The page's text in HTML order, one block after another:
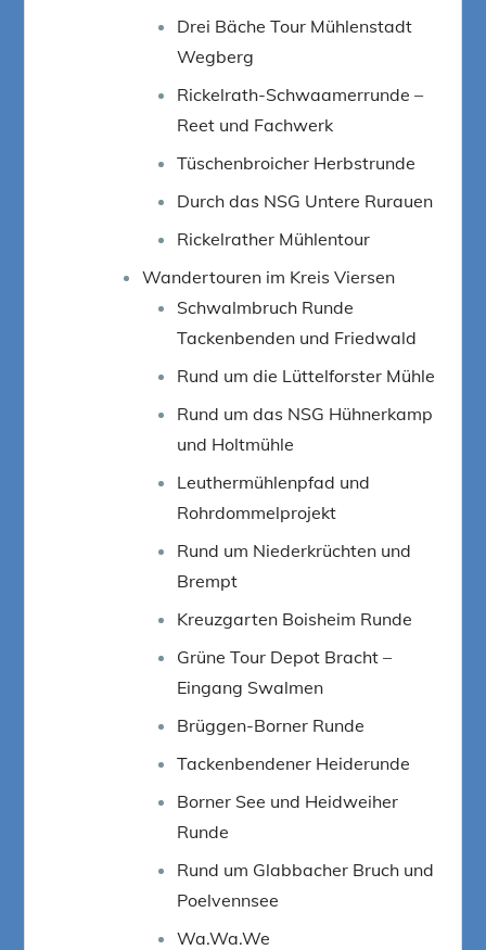
Drei Bäche Tour Mühlenstadt
Wegberg
Rickelrath-Schwaamerrunde –
Reet und Fachwerk
Tüschenbroicher Herbstrunde
Durch das NSG Untere Rurauen
Rickelrather Mühlentour
Wandertouren im Kreis Viersen
Schwalmbruch Runde
Tackenbenden und Friedwald
Rund um die Lüttelforster Mühle
Rund um das NSG Hühnerkamp
und Holtmühle
Leuthermühlenpfad und
Rohrdommelprojekt
Rund um Niederkrüchten und
Brempt
Kreuzgarten Boisheim Runde
Grüne Tour Depot Bracht –
Eingang Swalmen
Brüggen-Borner Runde
Tackenbendener Heiderunde
Borner See und Heidweiher
Runde
Rund um Glabbacher Bruch und
Poelvennsee
Wa.Wa.We